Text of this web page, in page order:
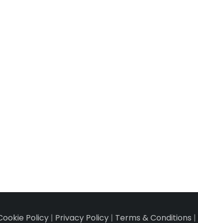
Policy| Privacy Policy| Terms & Conditions |